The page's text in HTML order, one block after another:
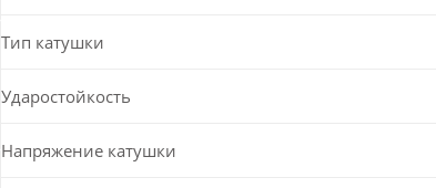
Тип катушки
Ударостойкость
Напряжение катушки